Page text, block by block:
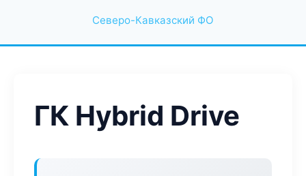
Северо-Кавказский ФО
ГК Hybrid Drive